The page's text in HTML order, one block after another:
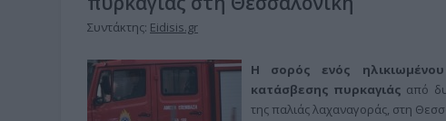
Συντάκτης: Eidisis.gr
Η σορός ενός
κατάσβεσης πυρκαγιάς από
της παλιάς λαχαναγοράς, στη